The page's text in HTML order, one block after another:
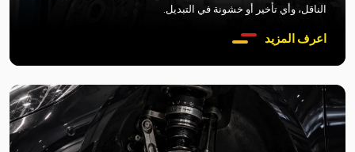
الناقل، وأي تأخير أو خشونة في التبديل.
اعرف المزيد